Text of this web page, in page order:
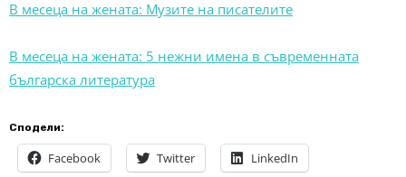
В месеца на жената: Музите на писателите
В месеца на жената: 5 нежни имена в съвременната
българска литература
Сподели:
Facebook Twitter LinkedIn